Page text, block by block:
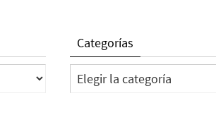
Categorías
Categorías